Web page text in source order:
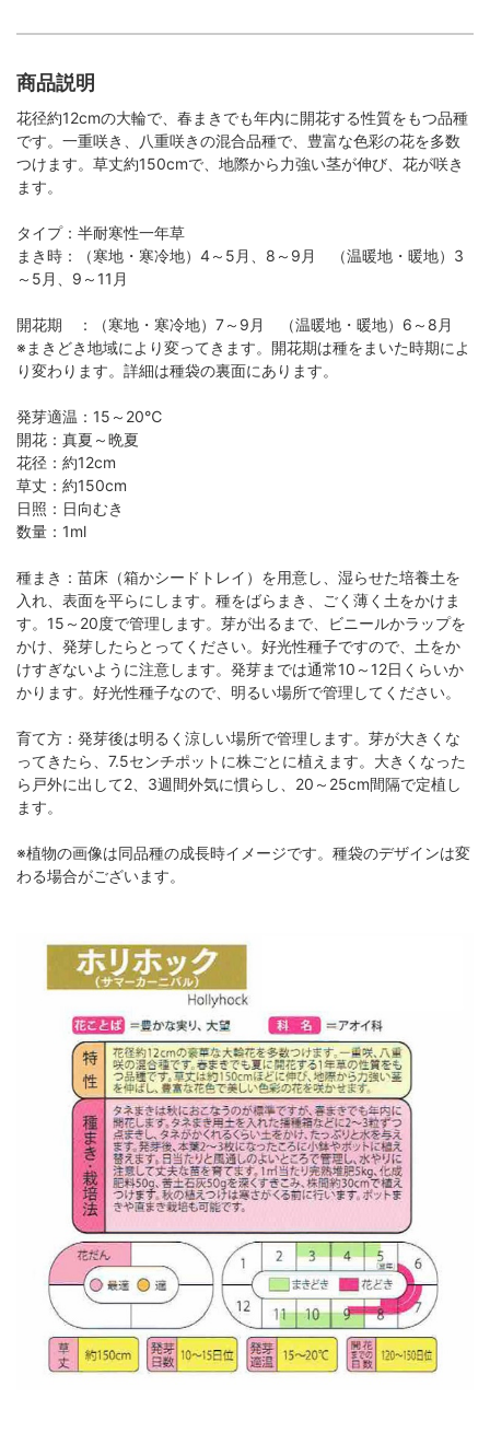
商品説明
花径約12cmの大輪で、春まきでも年内に開花する性質をもつ品種
です。一重咲き、八重咲きの混合品種で、豊富な色彩の花を多数
つけます。草丈約150cmで、地際から力強い茎が伸び、花が咲き
ます。
タイプ：半耐寒性一年草
まき時：（寒地・寒冷地）4～5月、8～9月 （温暖地・暖地）3
～5月、9～11月
開花期 ：（寒地・寒冷地）7～9月 （温暖地・暖地）6～8月
※まきどき地域により変ってきます。開花期は種をまいた時期によ
り変わります。詳細は種袋の裏面にあります。
発芽適温：15～20℃
開花：真夏～晩夏
花径：約12cm
草丈：約150cm
日照：日向むき
数量：1ml
種まき：苗床（箱かシードトレイ）を用意し、湿らせた培養土を
入れ、表面を平らにします。種をばらまき、ごく薄く土をかけま
す。15～20度で管理します。芽が出るまで、ビニールかラップを
かけ、発芽したらとってください。好光性種子ですので、土をか
けすぎないように注意します。発芽までは通常10～12日くらいか
かります。好光性種子なので、明るい場所で管理してください。
育て方：発芽後は明るく涼しい場所で管理します。芽が大きくな
ってきたら、7.5センチポットに株ごとに植えます。大きくなった
ら戸外に出して2、3週間外気に慣らし、20～25cm間隔で定植し
ます。
※植物の画像は同品種の成長時イメージです。種袋のデザインは変
わる場合がございます。